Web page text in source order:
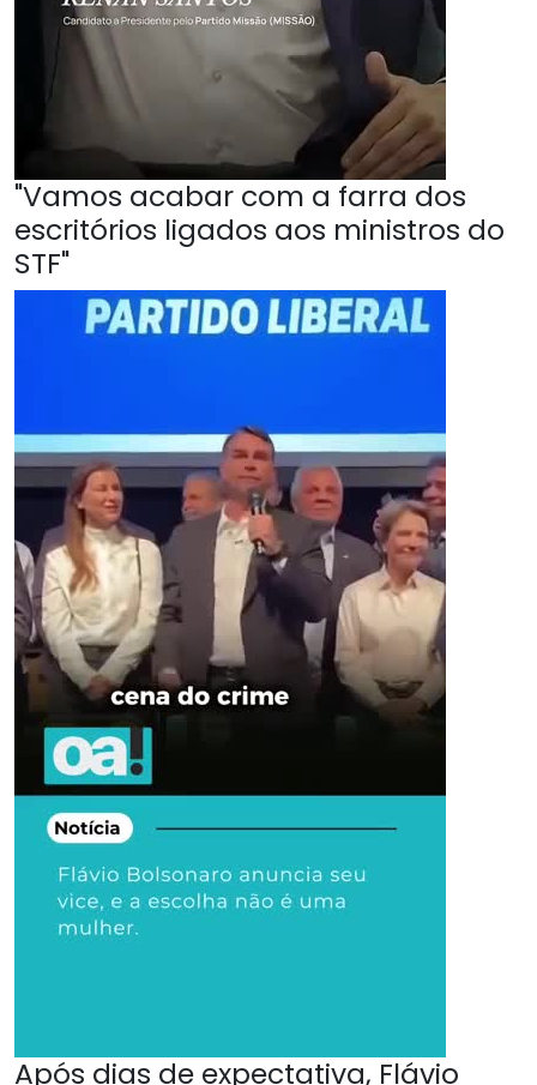
"Vamos acabar com a farra dos
escritórios ligados aos ministros do
STF"
Após dias de expectativa, Flávio